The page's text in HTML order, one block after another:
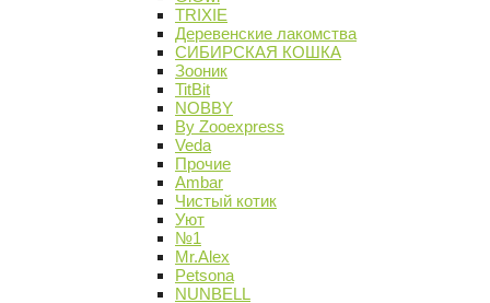
TRIXIE
Деревенские лакомства
СИБИРСКАЯ КОШКА
Зооник
TitBit
NOBBY
By Zooexpress
Veda
Прочие
Ambar
Чистый котик
Уют
№1
Mr.Alex
Petsona
NUNBELL